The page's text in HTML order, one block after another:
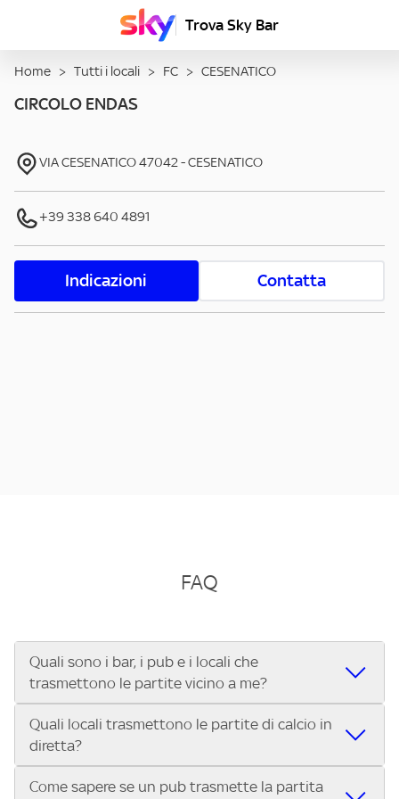
Trova Sky Bar
Home > Tutti i locali > FC > CESENATICO
CIRCOLO ENDAS
VIA CESENATICO47042-CESENATICO
+39 338 640 4891
Indicazioni Contatta
FAQ
Quali sono i bar, i pub e i locali che
trasmettono le partite vicino a me?
Se cerchi un bar, pub, ristorante o locale vicino a te per
vedere le partite di Serie A ENILIVE, la Serie C Sky Wifi, la
UEFA Champions League, la UEFA Europa League, la UEFA
Conference League, il Tennis, la Formula 1®, la MotoGP™ e
Quali locali trasmettono le partite di calcio in
diretta?
Vuoi sapere quali bar, pub o ristoranti mostrano le partite
Come sapere se un pub trasmette la partita